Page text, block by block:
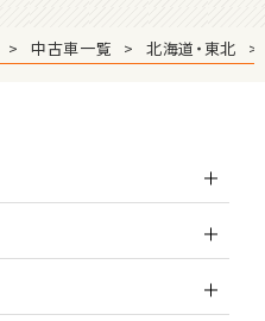
中古車一覧 北海道・東北